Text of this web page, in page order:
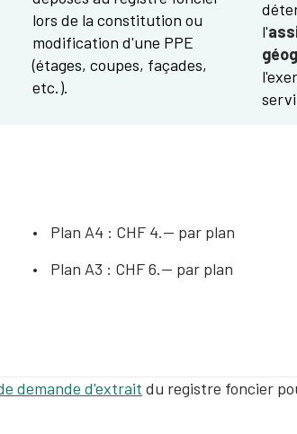
lors de la constitution ou
modification d'une PPE
(étages, coupes, façades,
etc.).
l'
Plan A4 : CHF 4.-- par plan
Plan A3 : CHF 6.-- par plan
demande d'extrait du registre foncier